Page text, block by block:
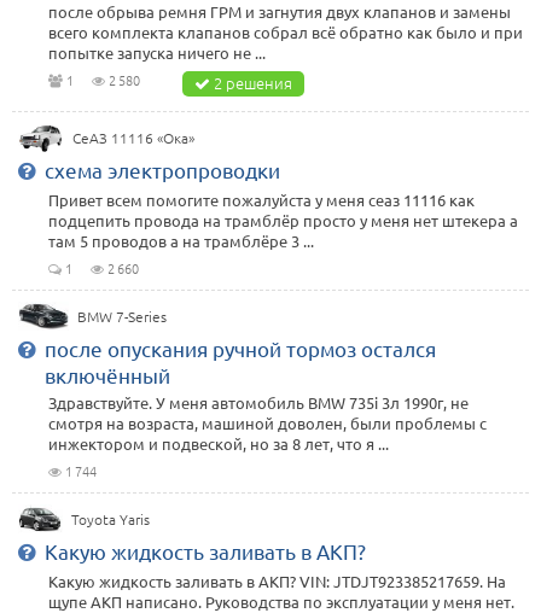
после обрыва ремня ГРМ и загнутия двух клапанов и замены
всего комплекта клапанов собрал всё обратно как было и при
попытке запуска ничего не ...
1 2 580 2 решения
СеАЗ 11116 «Ока»
схема электропроводки
Привет всем помогите пожалуйста у меня сеаз 11116 как
подцепить провода на трамблёр просто у меня нет штекера а
там 5 проводов а на трамблёре 3 ...
1 2 660
BMW 7-Series
после опускания ручной тормоз остался
включённый
Здравствуйте. У меня автомобиль BMW 735i 3л 1990г, не
смотря на возраста, машиной доволен, были проблемы с
инжектором и подвеской, но за 8 лет, что я ...
1 744
Toyota Yaris
Какую жидкость заливать в АКП?
Какую жидкость заливать в АКП? VIN: JTDJT923385217659. На
щупе АКП написано. Руководства по эксплуатации у меня нет.